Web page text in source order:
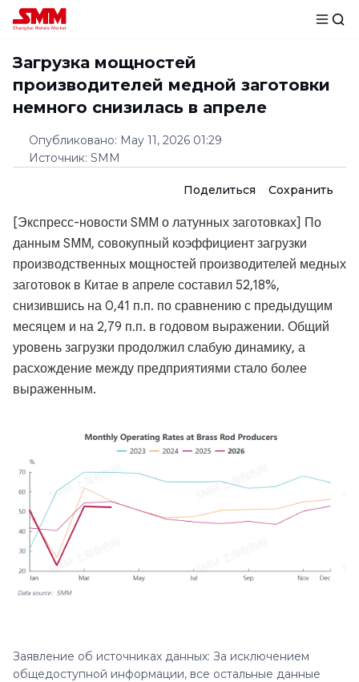
Загрузка мощностей
производителей медной заготовки
немного снизилась в апреле
Опубликовано: May 11, 2026 01:29
Источник: SMM
Поделиться Сохранить
[Экспресс-новости SMM о латунных заготовках] По
данным SMM, совокупный коэффициент загрузки
производственных мощностей производителей медных
заготовок в Китае в апреле составил 52,18%,
снизившись на 0,41 п.п. по сравнению с предыдущим
месяцем и на 2,79 п.п. в годовом выражении. Общий
уровень загрузки продолжил слабую динамику, а
расхождение между предприятиями стало более
выраженным.
Заявление об источниках данных: За исключением
общедоступной информации, все остальные данные